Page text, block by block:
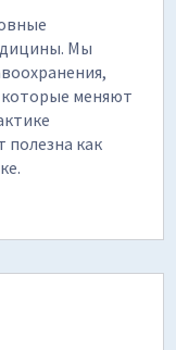
Мы
меняют
полезна как